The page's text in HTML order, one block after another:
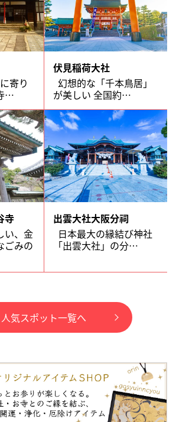
寄り
…
伏見稲荷大社
幻想的な「千本鳥居」
が美しい 全国約…
寺
い、金
ごみの
出雲大社大阪分祠
日本最大の縁結び神社
「出雲大社」の分…
人気スポット一覧へ